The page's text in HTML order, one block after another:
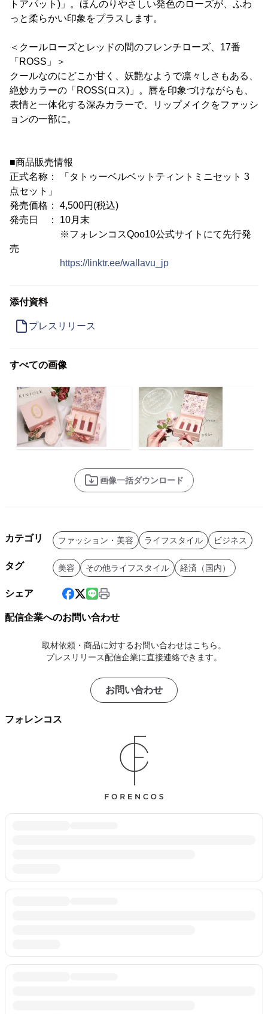
トアパット)」。ほんのりやさしい発色のローズが、ふわ
っと柔らかい印象をプラスします。
＜クールローズとレッドの間のフレンチローズ、17番
「ROSS」＞
クールなのにどこか甘く、妖艶なようで凛々しさもある、
絶妙カラーの「ROSS(ロス)」。唇を印象づけながらも、
表情と一体化する深みカラーで、リップメイクをファッシ
ョンの一部に。
■商品販売情報
正式名称： 「タトゥーベルベットティントミニセット 3
点セット」
発売価格： 4,500円(税込)
発売日 ： 10月末
※フォレンコスQoo10公式サイトにて先行発
売
https://linktr.ee/wallavu_jp
添付資料
プレスリリース
すべての画像
画像一括ダウンロード
カテゴリ ファッション・美容 ライフスタイル ビジネス
タグ 美容 その他ライフスタイル 経済（国内）
シェア
配信企業へのお問い合わせ
取材依頼・商品に対するお問い合わせはこちら。
プレスリリース配信企業に直接連絡できます。
お問い合わせ
フォレンコス